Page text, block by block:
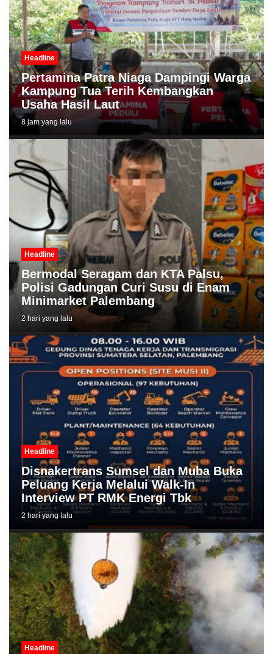
Headline
Pertamina Patra Niaga Dampingi Warga
Kampung Tua Terih Kembangkan
Usaha Hasil Laut
8 jam yang lalu
Headline
Bermodal Seragam dan KTA Palsu,
Polisi Gadungan Curi Susu di Enam
Minimarket Palembang
2 hari yang lalu
Headline
Disnakertrans Sumsel dan Muba Buka
Peluang Kerja Melalui Walk-In
Interview PT RMK Energi Tbk
2 hari yang lalu
Headline